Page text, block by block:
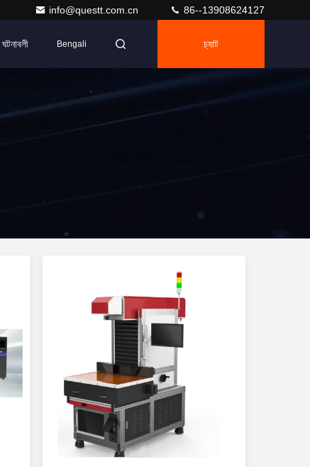
info@questt.com.cn 86--13908624127
ঘটনাবলী Bengali চ্যাট